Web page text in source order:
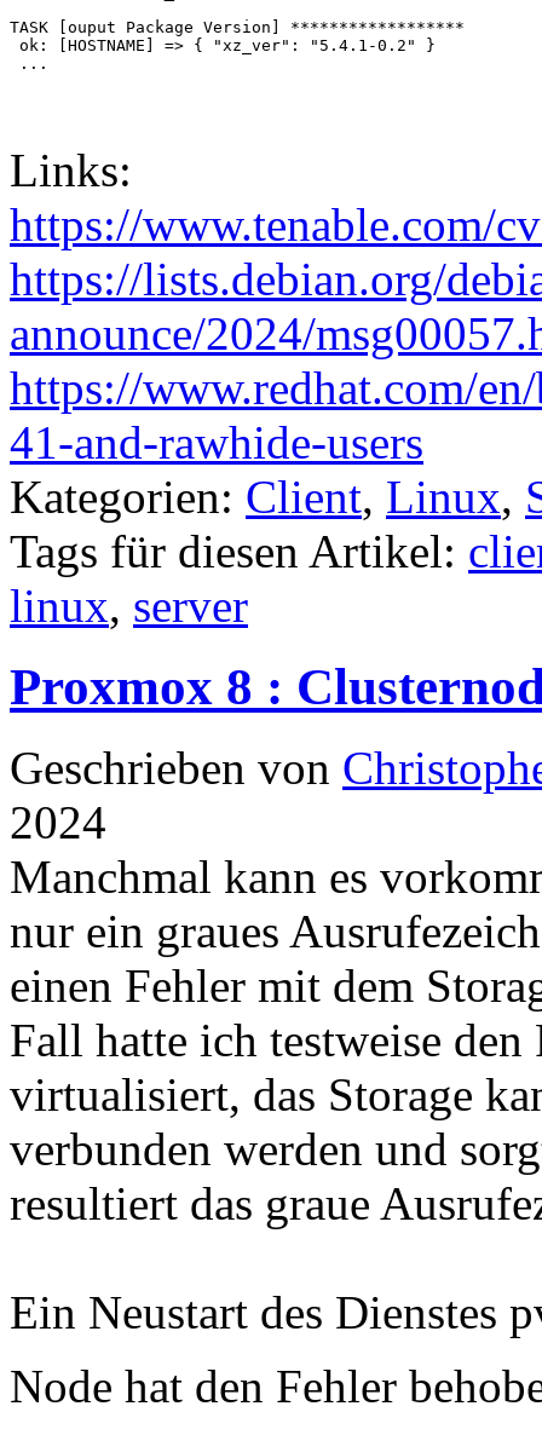
TASK [ouput Package Version] ******************
ok: [HOSTNAME] => { "xz_ver": "5.4.1-0.2" }
Links:
https://www.tenable.com/
https://lists.debian.org/
announce/2024/
https://www.redhat.com/
41-and-rawhide-users
Kategorien: Client, Linux,
Tags für diesen Artikel:
linux, server
Proxmox 8 :
Geschrieben von
2024
Manchmal kann es
nur ein graues
einen Fehler mit dem
Fall hatte ich testweise
virtualisiert, das Storage
verbunden werden und
resultiert das graue
Ein Neustart des Dienstes
Node hat den Fehler